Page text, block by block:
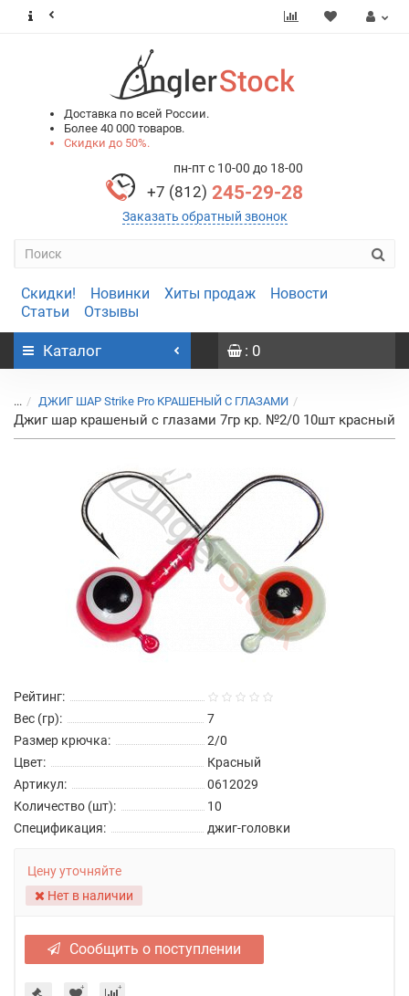
Доставка по всей России.
Более 40 000 товаров.
Скидки до 50%.
пн-пт с 10-00 до 18-00
+7 (812) 245-29-28
Заказать обратный звонок
Скидки! Новинки Хиты продаж
Новости
Статьи
Отзывы
Каталог : 0
... ДЖИГ ШАР Strike Pro КРАШЕНЫЙ С ГЛАЗАМИ
Джиг шар крашеный с глазами 7гр кр. №2/0 10шт красный
Рейтинг:
Вес (гр):
7
Размер крючка:
2/0
Цвет:
Красный
Артикул:
0612029
Количество (шт):
10
Спецификация:
джиг-головки
Цену уточняйте
Нет в наличии
Сообщить о поступлении